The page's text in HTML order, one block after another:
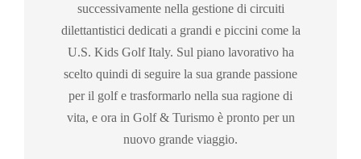
successivamente nella gestione di circuiti
dilettantistici dedicati a grandi e piccini come la
U.S. Kids Golf Italy. Sul piano lavorativo ha
scelto quindi di seguire la sua grande passione
per il golf e trasformarlo nella sua ragione di
vita, e ora in Golf & Turismo è pronto per un
nuovo grande viaggio.